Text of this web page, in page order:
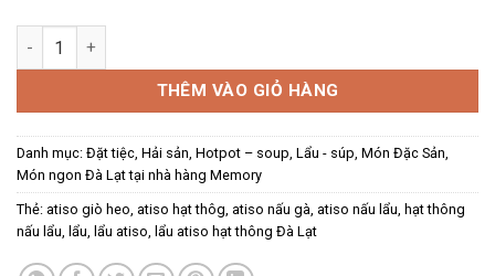
LẨU ATISO HẠT THÔNG ĐÀ LẠT số lượng
THÊM VÀO GIỎ HÀNG
Danh mục: Đặt tiệc, Hải sản, Hotpot – soup, Lẩu - súp, Món Đặc Sản,
Món ngon Đà Lạt tại nhà hàng Memory
Thẻ: atiso giò heo, atiso hạt thôg, atiso nấu gà, atiso nấu lẩu, hạt thông
nấu lẩu, lẩu, lẩu atiso, lẩu atiso hạt thông Đà Lạt